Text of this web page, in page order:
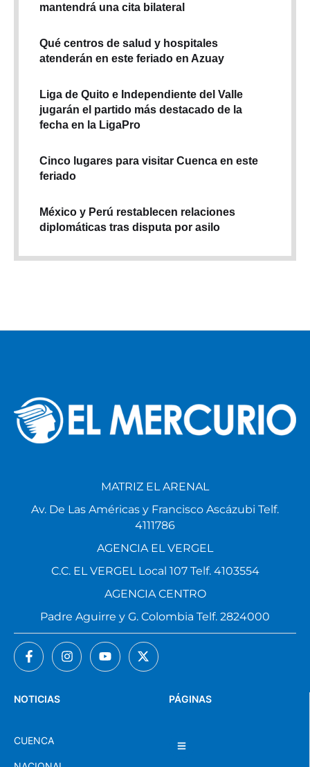
mantendrá una cita bilateral
Qué centros de salud y hospitales
atenderán en este feriado en Azuay
Liga de Quito e Independiente del Valle
jugarán el partido más destacado de la
fecha en la LigaPro
Cinco lugares para visitar Cuenca en este
feriado
México y Perú restablecen relaciones
diplomáticas tras disputa por asilo
PÁGINAS
NOTICIAS
CUENCA
MATRIZ EL ARENAL
Av. De Las Américas y Francisco Ascázubi Telf.
4111786
AGENCIA EL VERGEL
C.C. EL VERGEL Local 107 Telf. 4103554
AGENCIA CENTRO
Padre Aguirre y G. Colombia Telf. 2824000